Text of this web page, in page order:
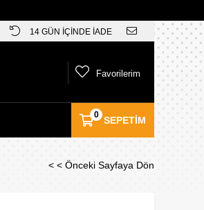
14 GÜN İÇİNDE İADE
SEPETIM
0
Favorilerim
< < Önceki Sayfaya Dön